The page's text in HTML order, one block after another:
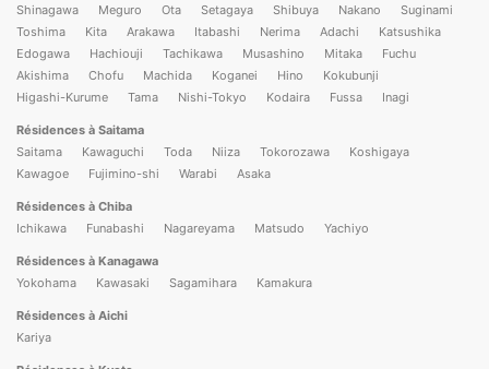
Shinagawa
Meguro Ota Setagaya Shibuya Nakano
Suginami
Toshima
Kita Arakawa Itabashi Nerima Adachi
Katsushika
Edogawa
Hachiouji Tachikawa Musashino Mitaka
Fuchu
Akishima
Chofu Machida Koganei Hino
Kokubunji
Higashi-Kurume
Tama Nishi-Tokyo Kodaira Fussa Inagi
Résidences à Saitama
Saitama
Kawaguchi Toda Niiza Tokorozawa
Koshigaya
Kawagoe
Fujimino-shi Warabi Asaka
Résidences à Chiba
Ichikawa
Funabashi Nagareyama Matsudo Yachiyo
Résidences à Kanagawa
Yokohama
Kawasaki Sagamihara Kamakura
Résidences à Aichi
Kariya